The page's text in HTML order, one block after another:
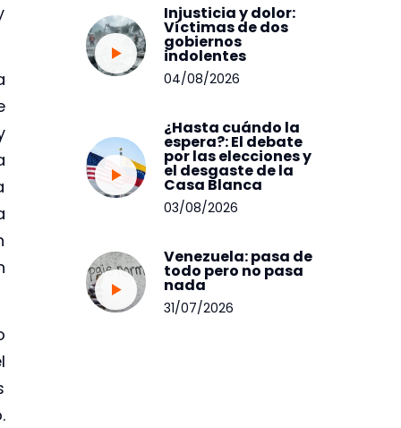
Injusticia y dolor:
Víctimas de dos
gobiernos
indolentes
04/08/2026
¿Hasta cuándo la
espera?: El debate
por las elecciones y
el desgaste de la
Casa Blanca
03/08/2026
Venezuela: pasa de
todo pero no pasa
nada
31/07/2026